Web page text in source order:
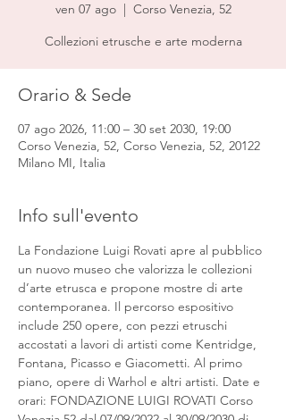
ven 07 ago
  |
Corso Venezia, 52
Collezioni etrusche e arte moderna
Orario & Sede
07 ago 2026, 11:00 – 30 set 2030, 19:00
Corso Venezia, 52, Corso Venezia, 52, 20122
Milano MI, Italia
Info sull'evento
La Fondazione Luigi Rovati apre al pubblico
un nuovo museo che valorizza le collezioni
d’arte etrusca e propone mostre di arte
contemporanea. Il percorso espositivo
include 250 opere, con pezzi etruschi
accostati a lavori di artisti come Kentridge,
Fontana, Picasso e Giacometti. Al primo
piano, opere di Warhol e altri artisti. Date e
orari: FONDAZIONE LUIGI ROVATI Corso